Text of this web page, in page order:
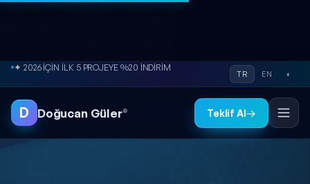
İçeriğe atla
● ÜCRETSİZ SİTE ANALİZİ
TR EN ◐
D Doğucan Güler® Teklif Al→